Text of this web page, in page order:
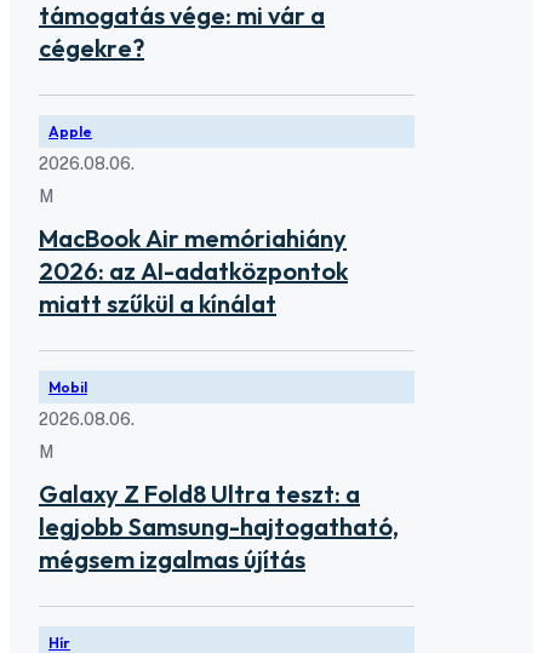
támogatás vége: mi vár a
cégekre?
Apple
2026.08.06.
M
MacBook Air memóriahiány
2026: az AI-adatközpontok
miatt szűkül a kínálat
Mobil
2026.08.06.
M
Galaxy Z Fold8 Ultra teszt: a
legjobb Samsung-hajtogatható,
mégsem izgalmas újítás
Hír